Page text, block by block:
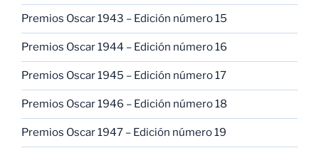
Premios Oscar 1943 – Edición número 15
Premios Oscar 1944 – Edición número 16
Premios Oscar 1945 – Edición número 17
Premios Oscar 1946 – Edición número 18
Premios Oscar 1947 – Edición número 19